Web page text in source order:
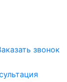
звонок